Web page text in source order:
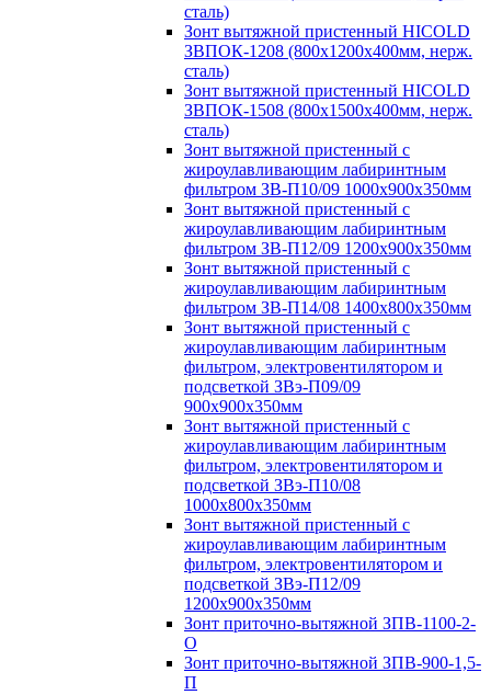
сталь)
Зонт вытяжной пристенный HICOLD
ЗВПОК-1208 (800х1200х400мм, нерж.
сталь)
Зонт вытяжной пристенный HICOLD
ЗВПОК-1508 (800х1500х400мм, нерж.
сталь)
Зонт вытяжной пристенный с
жироулавливающим лабиринтным
фильтром ЗВ-П10/09 1000х900х350мм
Зонт вытяжной пристенный с
жироулавливающим лабиринтным
фильтром ЗВ-П12/09 1200х900х350мм
Зонт вытяжной пристенный с
жироулавливающим лабиринтным
фильтром ЗВ-П14/08 1400х800х350мм
Зонт вытяжной пристенный с
жироулавливающим лабиринтным
фильтром, электровентилятором и
подсветкой ЗВэ-П09/09
900х900х350мм
Зонт вытяжной пристенный с
жироулавливающим лабиринтным
фильтром, электровентилятором и
подсветкой ЗВэ-П10/08
1000х800х350мм
Зонт вытяжной пристенный с
жироулавливающим лабиринтным
фильтром, электровентилятором и
подсветкой ЗВэ-П12/09
1200х900х350мм
Зонт приточно-вытяжной ЗПВ-1100-2-
О
Зонт приточно-вытяжной ЗПВ-900-1,5-
П